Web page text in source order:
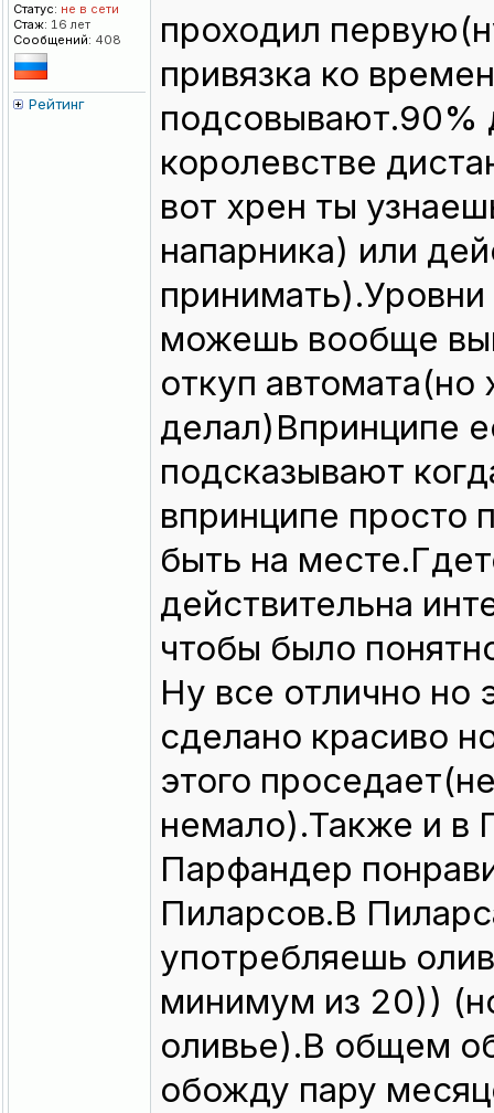
Статус: не в сети
Стаж: 16 лет
Сообщений: 408
Рейтинг
проходил
привязка ко
подсовывают.90%
королевстве
вот хрен ты
напарника) или
можешь вообще
откуп автомата(но
делал)Впринципе
подсказывают
впринципе просто
быть на
действительна
чтобы было
Ну все отлично
сделано красиво
этого
немало).Также и в
Парфандер
Пиларсов.В
употребляешь
минимум из 20))
оливье).В общем
обожду пару